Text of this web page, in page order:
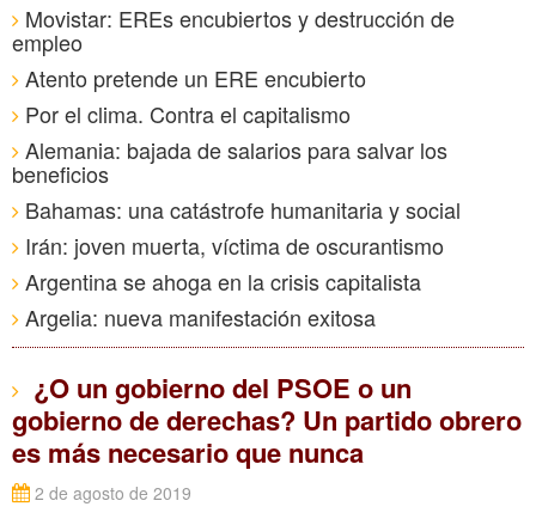
Movistar: EREs encubiertos y destrucción de
empleo
Atento pretende un ERE encubierto
Por el clima. Contra el capitalismo
Alemania: bajada de salarios para salvar los
beneficios
Bahamas: una catástrofe humanitaria y social
Irán: joven muerta, víctima de oscurantismo
Argentina se ahoga en la crisis capitalista
Argelia: nueva manifestación exitosa
¿O un gobierno del PSOE o un
gobierno de derechas? Un partido obrero
es más necesario que nunca
2 de agosto de 2019